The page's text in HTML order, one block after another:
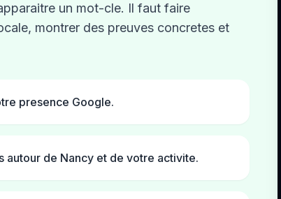
un mot-cle. Il faut faire
montrer des preuves concretes et
presence Google.
de Nancy et de votre activite.